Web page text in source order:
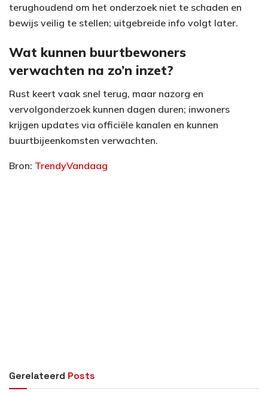
terughoudend om het onderzoek niet te schaden en
bewijs veilig te stellen; uitgebreide info volgt later.
Wat kunnen buurtbewoners
verwachten na zo’n inzet?
Rust keert vaak snel terug, maar nazorg en
vervolgonderzoek kunnen dagen duren; inwoners
krijgen updates via officiële kanalen en kunnen
buurtbijeenkomsten verwachten.
Bron: TrendyVandaag
Gerelateerd Posts